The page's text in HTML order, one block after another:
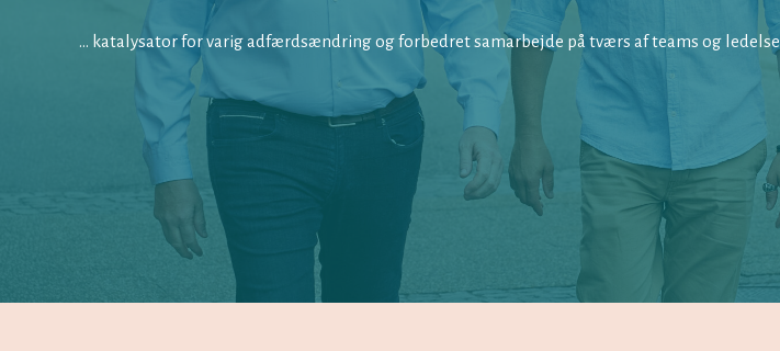
… katalysator for varig adfærdsændring og forbedret samarbejde på tværs af teams og ledelse